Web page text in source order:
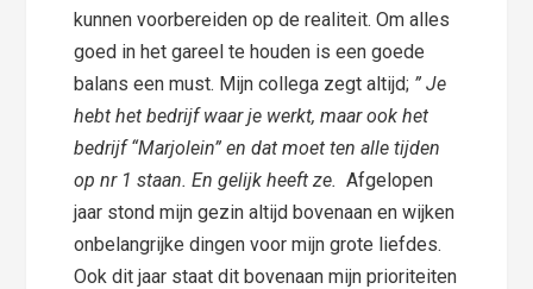
kunnen voorbereiden op de realiteit. Om alles
goed in het gareel te houden is een goede
balans een must. Mijn collega zegt altijd; ” Je
hebt het bedrijf waar je werkt, maar ook het
bedrijf “Marjolein” en dat moet ten alle tijden
op nr 1 staan. En gelijk heeft ze.Afgelopen
jaar stond mijn gezin altijd bovenaan en wijken
onbelangrijke dingen voor mijn grote liefdes.
Ook dit jaar staat dit bovenaan mijn prioriteiten